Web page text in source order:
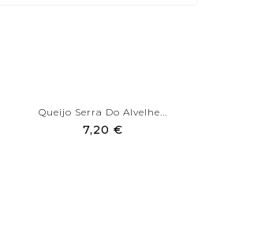
Queijo Serra Do Alvelhe...
7,20 €